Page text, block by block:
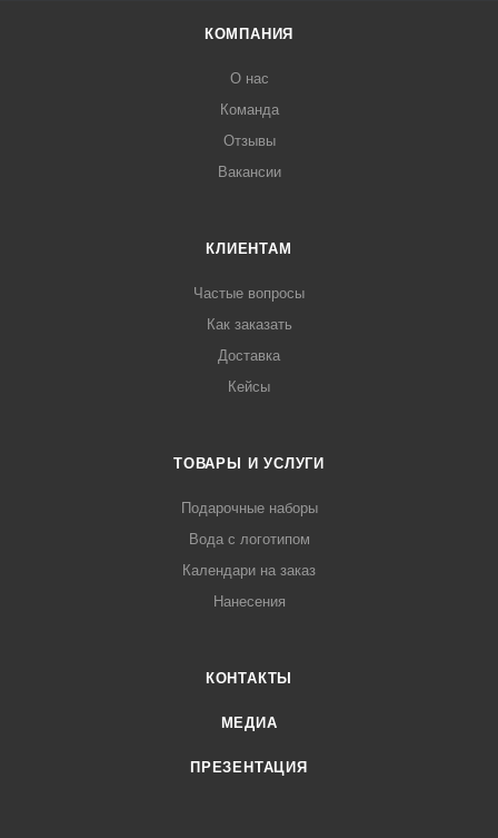
КОМПАНИЯ
О нас
Команда
Отзывы
Вакансии
КЛИЕНТАМ
Частые вопросы
Как заказать
Доставка
Кейсы
ТОВАРЫ И УСЛУГИ
Подарочные наборы
Вода с логотипом
Календари на заказ
Нанесения
КОНТАКТЫ
МЕДИА
ПРЕЗЕНТАЦИЯ